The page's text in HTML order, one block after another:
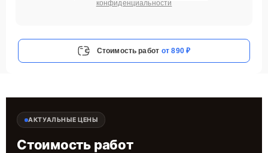
конфиденциальности
Стоимость работ от 890 ₽
АКТУАЛЬНЫЕ ЦЕНЫ
Стоимость работ